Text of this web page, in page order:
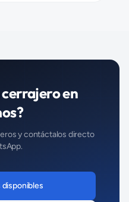
cerrajeroen
?
y contáctalos directo
disponibles